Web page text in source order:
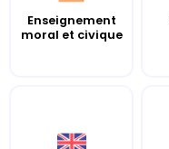
Enseignement
moral et civique